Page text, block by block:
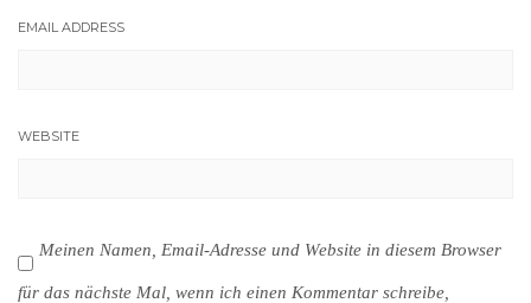
EMAIL ADDRESS
WEBSITE
Meinen Namen, Email-Adresse und Website in diesem Browser
für das nächste Mal, wenn ich einen Kommentar schreibe,